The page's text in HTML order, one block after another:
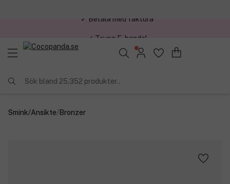
Sök bland 25.352 produkter..
Smink/Ansikte/Bronzer